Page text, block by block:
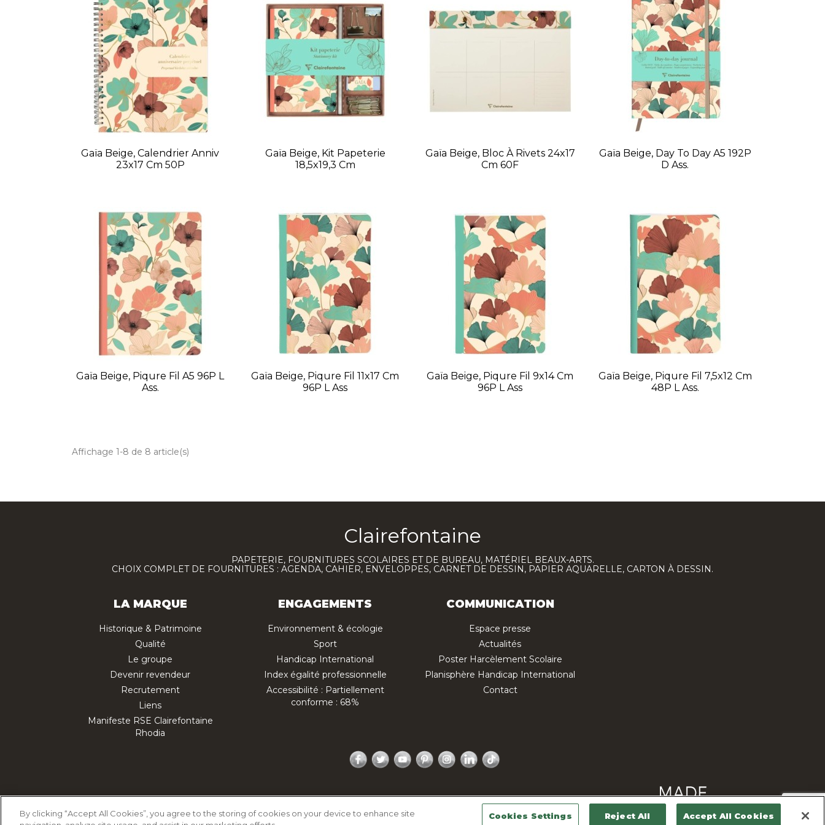
Gaïa Beige, Calendrier Anniv
23x17 Cm 50P
Gaïa Beige, Kit Papeterie
18,5x19,3 Cm
Gaïa Beige, Bloc À Rivets 24x17
Cm 60F
Gaïa Beige, Day To Day A5 192P
D Ass.
Gaïa Beige, Piqure Fil A5 96P L
Ass.
Gaïa Beige, Piqure Fil 11x17 Cm
96P L Ass
Gaïa Beige, Piqure Fil 9x14 Cm
96P L Ass
Gaïa Beige, Piqure Fil 7,5x12 Cm
48P L Ass.
Affichage 1-8 de 8 article(s)
Clairefontaine
PAPETERIE, FOURNITURES SCOLAIRES ET DE BUREAU, MATÉRIEL BEAUX-ARTS.
CHOIX COMPLET DE FOURNITURES : AGENDA, CAHIER, ENVELOPPES, CARNET DE DESSIN, PAPIER AQUARELLE, CARTON À DESSIN.
LA MARQUE
Historique & Patrimoine
Qualité
Le groupe
Devenir revendeur
Recrutement
Liens
Manifeste RSE Clairefontaine
Rhodia
ENGAGEMENTS
Environnement & écologie
Sport
Handicap International
Index égalité professionnelle
Accessibilité : Partiellement
conforme : 68%
COMMUNICATION
Espace presse
Actualités
Poster Harcèlement Scolaire
Planisphère Handicap International
Contact
Facebook
TwitterYouTubePinterestInstagram
LinkedIn
Plan du site Contactez-nous
By clicking “Accept All Cookies”, you agree to the storing of cookies on your device to enhance site
Cookies Settings Reject All Accept All Cookies